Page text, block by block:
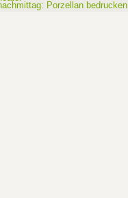
Porzellan bedrucken